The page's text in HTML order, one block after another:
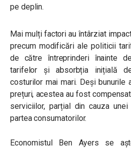
pe deplin.
Mai mulți factori au întârziat
precum modificări ale politicii
de către întreprinderi înainte
tarifelor și absorbția inițială
costurilor mai mari. Deși bunurile
prețuri, acestea au fost
serviciilor, parțial din cauza
partea consumatorilor.
Economistul Ben Ayers se